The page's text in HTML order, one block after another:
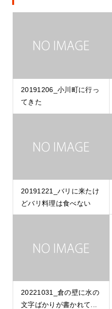
20191206_小川町に行っ
てきた
20191221_バリに来たけ
どバリ料理は食べない
20221031_倉の壁に水の
文字ばかりが書かれて...